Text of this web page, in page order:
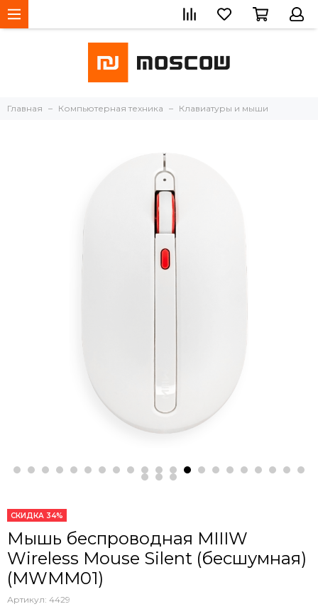
Главная Компьютерная техника Клавиатуры и мыши
СКИДКА 34%
Мышь беспроводная MIIIW
Wireless Mouse Silent (бесшумная)
(MWMM01)
Артикул: 4429